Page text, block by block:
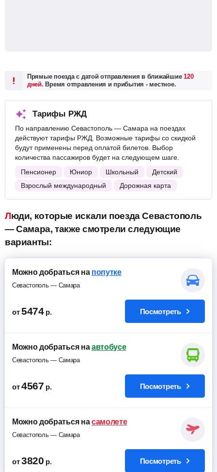
Прямые поезда с датой отправления в ближайшие120
дней. Время отправления и прибытия - местное.
Тарифы РЖД
По направлению Севастополь — Самара на поездах
действуют тарифы РЖД. Возможные тарифы со скидкой
будут применены перед оплатой билетов. Выбор
количества пассажиров будет на следующем шаге.
Пенсионер
Юниор Школьный
Детский
Взрослый международный
Дорожная карта
Люди, которые искали поезда Севастополь
— Самара, также смотрели следующие
варианты:
Можно добраться на попутке
Севастополь — Самара
от5474 р. Посмотреть
Можно добраться наавтобусе
Севастополь — Самара
от4567 р. Посмотреть
Можно добраться насамолете
Севастополь — Самара
от3820 р. Посмотреть